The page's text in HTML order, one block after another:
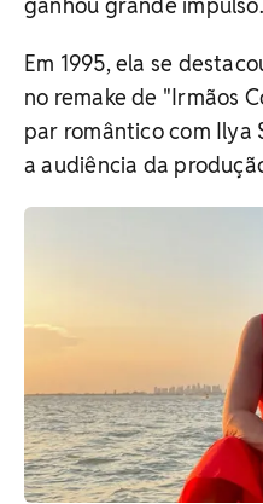
Em 1995, ela se
no remake de "Irmãos
par romântico com Ilya
a audiência da